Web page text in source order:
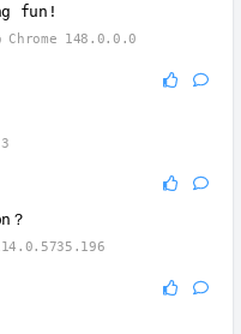
fun!
Chrome 148.0.0.0